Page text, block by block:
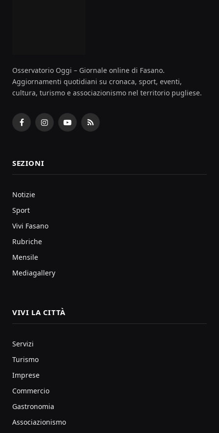
Osservatorio Oggi – Giornale online di Fasano.
Aggiornamenti quotidiani su cronaca, sport, eventi,
cultura, turismo e associazionismo nel territorio pugliese.
FacebookInstagramYouTubeRSS
SEZIONI
Notizie
Sport
Vivi Fasano
Rubriche
Mensile
Mediagallery
VIVI LA CITTÀ
Servizi
Turismo
Imprese
Commercio
Gastronomia
Associazionismo